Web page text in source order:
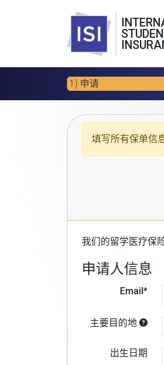
1) 申请
填写所有保单信
我们的留学医疗保
申请人信息
Email*
主要目的地
出生日期